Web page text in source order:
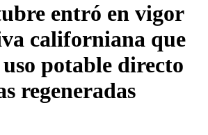
entró en vigor
californiana que
potable directo
regeneradas